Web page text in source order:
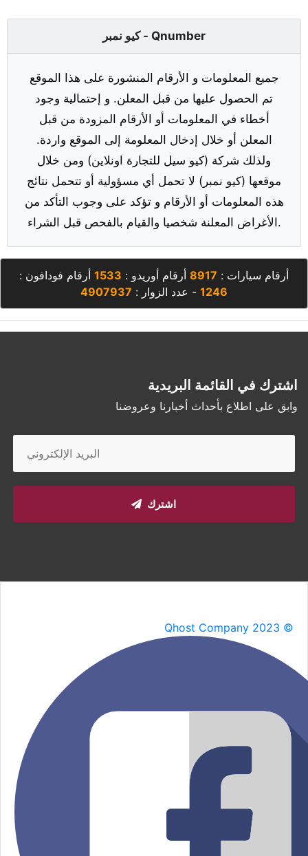
كيو نمبر - Qnumber
جميع المعلومات و الأرقام المنشورة على هذا الموقع
تم الحصول عليها من قبل المعلن. و إحتمالية وجود
أخطاء في المعلومات أو الأرقام المزودة من قبل
المعلن أو خلال إدخال المعلومة إلى الموقع واردة.
ولذلك شركة (كيو سيل للتجارة اونلاين) ومن خلال
موقعها (كيو نمبر) لا تحمل أي مسؤولية أو تتحمل نتائج
هذه المعلومات أو الأرقام و تؤكد على وجوب التأكد من
الأغراض المعلنة شخصيا والقيام بالفحص قبل الشراء.
أرقام سيارات : 8917 أرقام أوريدو : 1533 أرقام فودافون :
1246 - عدد الزوار : 4907937
اشترك في القائمة البريدية
وابق على اطلاع بأحداث أخبارنا وعروضنا
اشترك
Qhost Company 2023 ©